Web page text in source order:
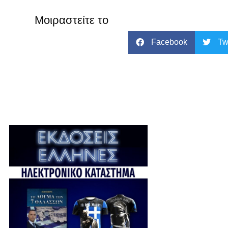
Μοιραστείτε το
Facebook